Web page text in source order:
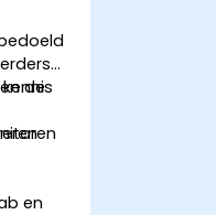
de
en